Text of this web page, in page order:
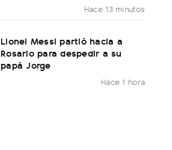
Hace 13 minutos
Lionel Messi partió hacia a
Rosario para despedir a su
papá Jorge
Hace 1 hora